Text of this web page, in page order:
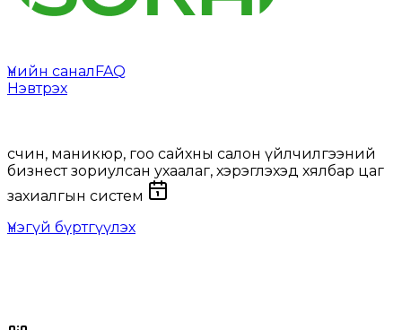
Үнийн саналFAQ
Нэвтрэх
Үсчин, маникюр, гоо сайхны салон үйлчилгээний
бизнест зориулсан ухаалаг, хэрэглэхэд хялбар цаг
захиалгын систем
Үнэгүй бүртгүүлэх